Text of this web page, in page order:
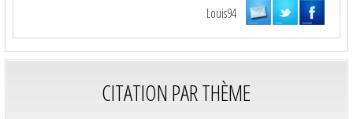
Louis94
CITATION PAR THÈME